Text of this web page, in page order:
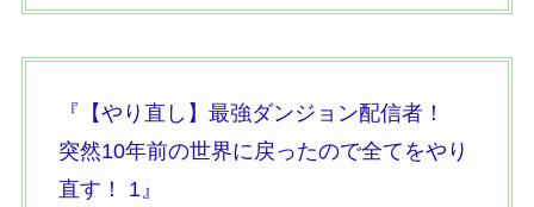
『【やり直し】最強ダンジョン配信者！
突然10年前の世界に戻ったので全てをやり
直す！
1』